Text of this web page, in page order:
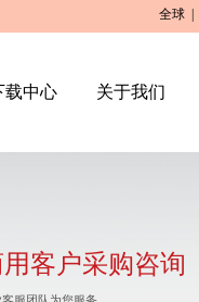
全球
载中心 关于我们
客户采购咨询